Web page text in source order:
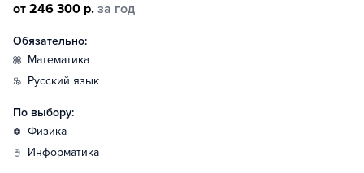
от 246 300 р. за год
Обязательно:
математика
русский язык
По выбору:
физика
информатика